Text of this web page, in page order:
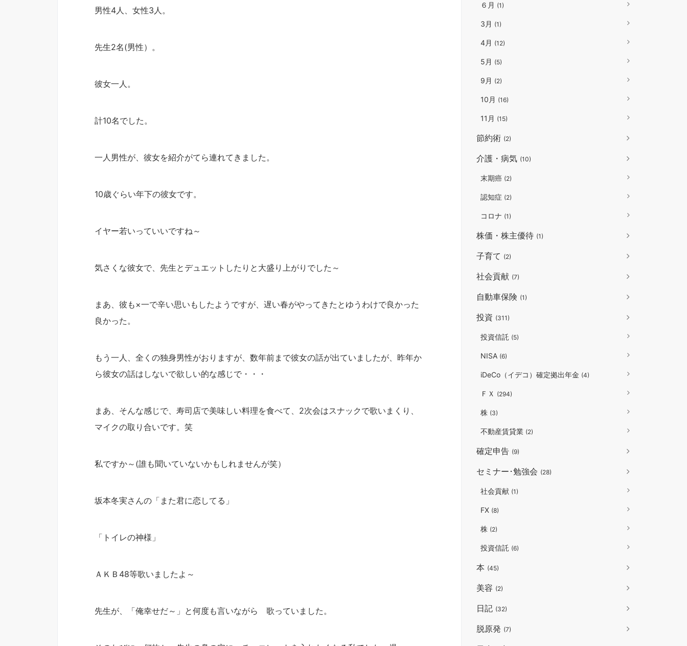
男性4人、女性3人。
先生2名(男性）。
彼女一人。
計10名でした。
一人男性が、彼女を紹介がてら連れてきました。
10歳ぐらい年下の彼女です。
イヤー若いっていいですね～
気さくな彼女で、先生とデュエットしたりと大盛り上がりでした～
まあ、彼も×一で辛い思いもしたようですが、遅い春がやってきたとゆうわけで良かった
良かった。
もう一人、全くの独身男性がおりますが、数年前まで彼女の話が出ていましたが、昨年か
ら彼女の話はしないで欲しい的な感じで・・・
まあ、そんな感じで、寿司店で美味しい料理を食べて、2次会はスナックで歌いまくり、
マイクの取り合いです。笑
私ですか～(誰も聞いていないかもしれませんが笑）
坂本冬実さんの「また君に恋してる」
「トイレの神様」
ＡＫＢ48等歌いましたよ～
先生が、「俺幸せだ～」と何度も言いながら 歌っていました。
６月 (1)
3月 (1)
4月 (12)
5月 (5)
9月 (2)
10月 (16)
11月 (15)
節約術 (2)
介護・病気 (10)
末期癌 (2)
認知症 (2)
コロナ (1)
株価・株主優待 (1)
子育て (2)
社会貢献 (7)
自動車保険 (1)
投資 (311)
投資信託 (5)
NISA (6)
iDeCo（イデコ）確定拠出年金 (4)
ＦＸ (294)
株 (3)
不動産賃貸業 (2)
確定申告 (9)
セミナー･勉強会 (28)
社会貢献 (1)
FX (8)
株 (2)
投資信託 (6)
本 (45)
美容 (2)
日記 (32)
脱原発 (7)